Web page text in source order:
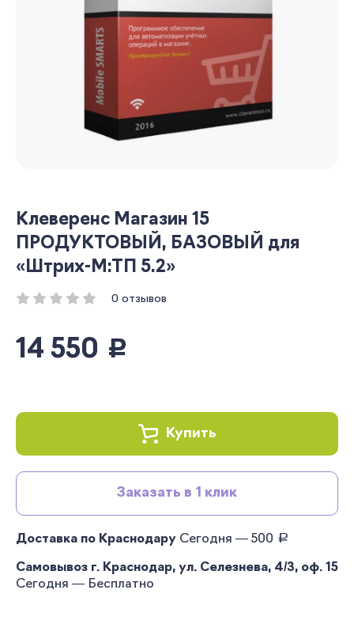
Клеверенс Магазин 15
ПРОДУКТОВЫЙ, БАЗОВЫЙ для
«Штрих-М:ТП 5.2»
0 отзывов
14 550 руб.
Купить
Заказать в 1 клик
Доставка по Краснодару Сегодня — 500 руб.
Самовывоз г. Краснодар, ул. Селезнева, 4/3, оф. 15
Сегодня — Бесплатно